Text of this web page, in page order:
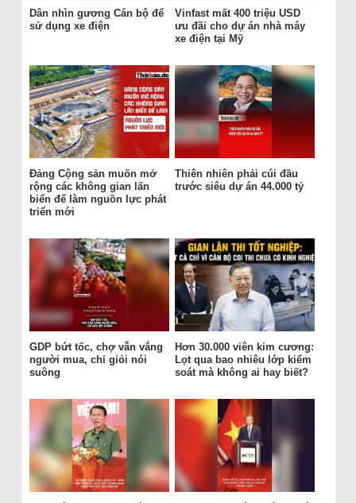
Dân nhìn gương Cán bộ để
sử dụng xe điện
Vinfast mất 400 triệu USD
ưu đãi cho dự án nhà máy
xe điện tại Mỹ
Đảng Cộng sản muốn mở
rộng các không gian lấn
biển để làm nguồn lực phát
triển mới
Thiên nhiên phải cúi đầu
trước siêu dự án 44.000 tỷ
GDP bứt tốc, chợ vẫn vắng
người mua, chỉ giỏi nói
suông
Hơn 30.000 viên kim cương:
Lọt qua bao nhiêu lớp kiểm
soát mà không ai hay biết?